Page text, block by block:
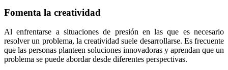
Fomenta la creatividad
Al enfrentarse a situaciones de presión en las que es necesario
resolver un problema, la creatividad suele desarrollarse. Es frecuente
que las personas planteen soluciones innovadoras y aprendan que un
problema se puede abordar desde diferentes perspectivas.